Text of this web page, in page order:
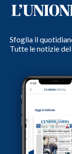
Sfoglia il
Tutte le notizie